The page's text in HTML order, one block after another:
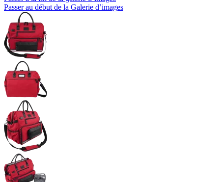
Passer au début de la Galerie d’images